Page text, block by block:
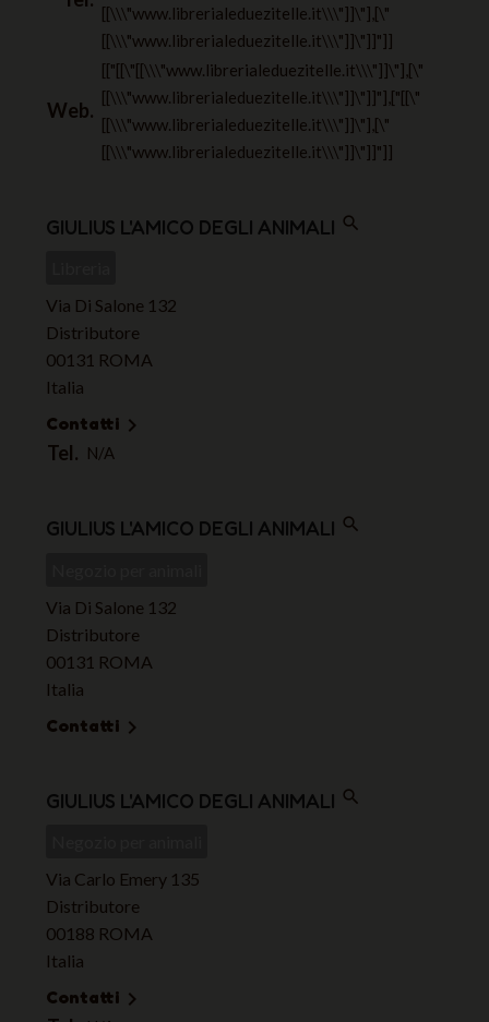
[[\\\"www.librerialeduezitelle.it\\\"]]\"],[\"
[[\\\"www.librerialeduezitelle.it\\\"]]\"]]"]]
Web.
[["[[\"[[\\\"www.librerialeduezitelle.it\\\"]]\"],[\"
[[\\\"www.librerialeduezitelle.it\\\"]]\"]]"],["[[\"
[[\\\"www.librerialeduezitelle.it\\\"]]\"],[\"
[[\\\"www.librerialeduezitelle.it\\\"]]\"]]"]]
GIULIUS L'AMICO DEGLI ANIMALI search
Via Di Salone 132
Distributore
00131 ROMA
Italia
Contatti 
Tel. N/A
GIULIUS L'AMICO DEGLI ANIMALI search
Via Di Salone 132
Distributore
00131 ROMA
Italia
Contatti 
GIULIUS L'AMICO DEGLI ANIMALI search
Via Carlo Emery 135
Distributore
00188 ROMA
Italia
Contatti 